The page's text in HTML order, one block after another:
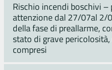
Rischio incendi boschivi –
attenzione dal 27/07al 2/
della fase di preallarme,
stato di grave
compresi